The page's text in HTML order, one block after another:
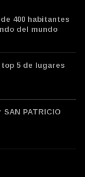
400 habitantes
del mundo
5 de lugares
PATRICIO